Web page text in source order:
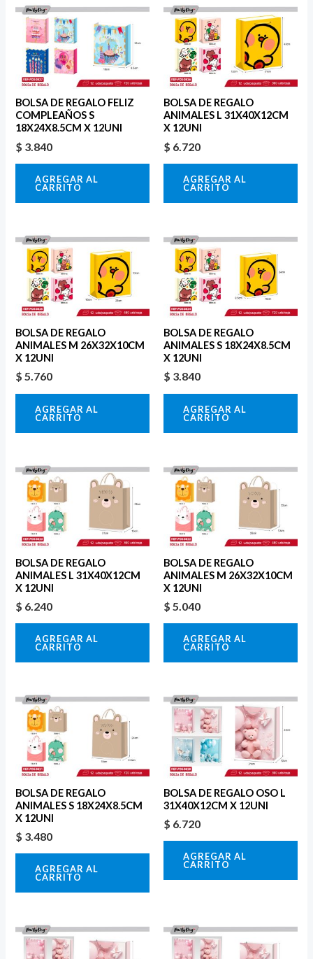
BOLSA DE REGALO FELIZ
COMPLEAÑOS S
18X24X8.5CM X 12UNI
$ 3.840
AGREGAR AL
CARRITO
BOLSA DE REGALO
ANIMALES L 31X40X12CM
X 12UNI
$ 6.720
AGREGAR AL
CARRITO
BOLSA DE REGALO
ANIMALES M 26X32X10CM
X 12UNI
$ 5.760
AGREGAR AL
CARRITO
BOLSA DE REGALO
ANIMALES S 18X24X8.5CM
X 12UNI
$ 3.840
AGREGAR AL
CARRITO
BOLSA DE REGALO
ANIMALES L 31X40X12CM
X 12UNI
$ 6.240
AGREGAR AL
CARRITO
BOLSA DE REGALO
ANIMALES M 26X32X10CM
X 12UNI
$ 5.040
AGREGAR AL
CARRITO
BOLSA DE REGALO
ANIMALES S 18X24X8.5CM
X 12UNI
$ 3.480
AGREGAR AL
CARRITO
BOLSA DE REGALO OSO L
31X40X12CM X 12UNI
$ 6.720
AGREGAR AL
CARRITO